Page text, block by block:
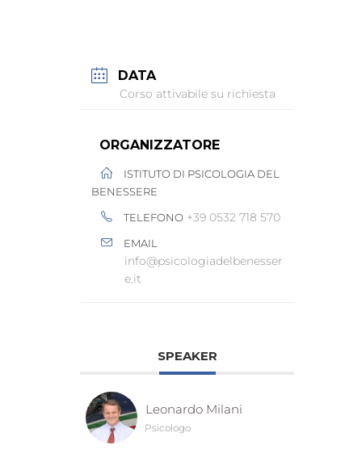
DATA
Corso attivabile su richiesta
ORGANIZZATORE
ISTITUTO DI PSICOLOGIA DEL
BENESSERE
TELEFONO +39 0532 718 570
EMAIL
info@psicologiadelbenesser
e.it
SPEAKER
Leonardo Milani
Psicologo